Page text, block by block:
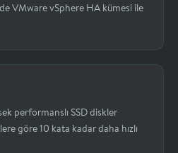
VMware vSphere HA kümesi ile
performanslı SSD diskler
göre 10 kata kadar daha hızlı